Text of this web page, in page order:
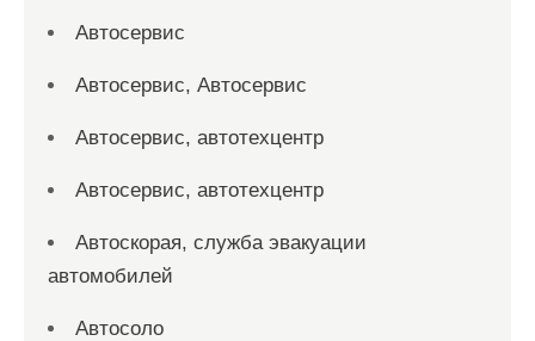
Автосервис
Автосервис, Автосервис
Автосервис, автотехцентр
Автосервис, автотехцентр
Автоскорая, служба эвакуации
автомобилей
Автосоло